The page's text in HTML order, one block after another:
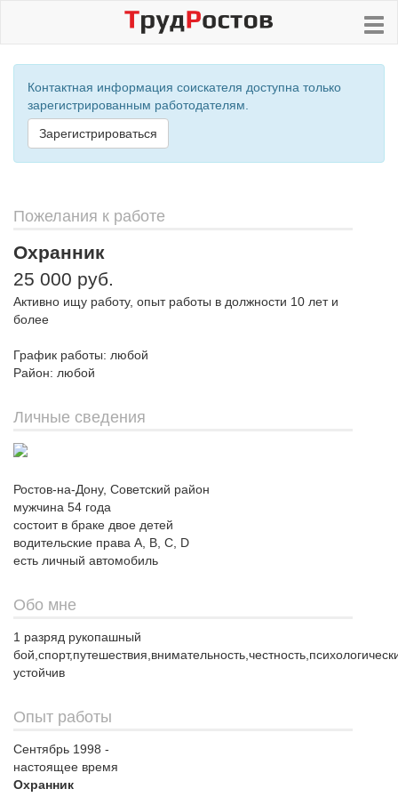
Контактная информация соискателя доступна только
зарегистрированным работодателям.
Зарегистрироваться
Пожелания к работе
Охранник
25 000 руб.
Активно ищу работу, опыт работы в должности 10 лет и
более
График работы: любой
Район: любой
Личные сведения
Ростов-на-Дону, Советский район
мужчина 54 года
состоит в браке двое детей
водительские права A, B, C, D
есть личный автомобиль
Обо мне
1 разряд рукопашный
устойчив
Опыт работы
Сентябрь 1998 -
настоящее время
Охранник